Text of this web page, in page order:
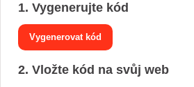
1. Vygenerujte kód
2. Vložte kód na svůj web